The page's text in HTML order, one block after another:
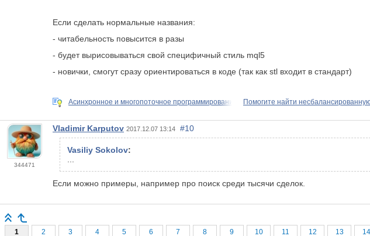
Если сделать нормальные названия:
- читабельность повысится в разы
- будет вырисовываться свой специфичный стиль mql5
- новички, смогут сразу ориентироваться в коде (так как stl входит в стандарт)
Асинхронное и многопоточное программирование Помогите найти
344471
Vladimir Karputov 2017.12.07 13:14 #10
Vasiliy Sokolov:
...
Если можно примеры, например про поиск среди тысячи сделок.
1 2 3 4 5 6 7 8 9 10 11 12 13 14